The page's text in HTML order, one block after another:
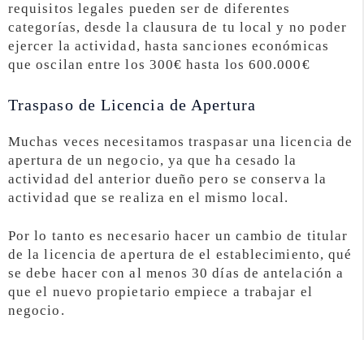
requisitos legales pueden ser de diferentes
categorías, desde la clausura de tu local y no poder
ejercer la actividad, hasta sanciones económicas
que oscilan entre los 300€ hasta los 600.000€
Traspaso de Licencia de Apertura
Muchas veces necesitamos traspasar una licencia de
apertura de un negocio, ya que ha cesado la
actividad del anterior dueño pero se conserva la
actividad que se realiza en el mismo local.
Por lo tanto es necesario hacer un cambio de titular
de la licencia de apertura de el establecimiento, qué
se debe hacer con al menos 30 días de antelación a
que el nuevo propietario empiece a trabajar el
negocio.